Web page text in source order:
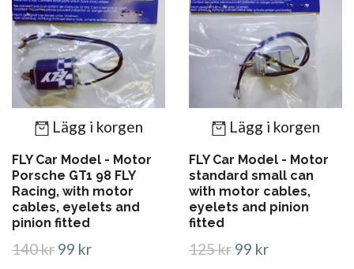
Lägg i korgen
FLY Car Model - Motor
Porsche GT1 98 FLY
Racing, with motor
cables, eyelets and
pinion fitted
140 kr 99 kr
Lägg i korgen
FLY Car Model - Motor
standard small can
with motor cables,
eyelets and pinion
fitted
125 kr 99 kr